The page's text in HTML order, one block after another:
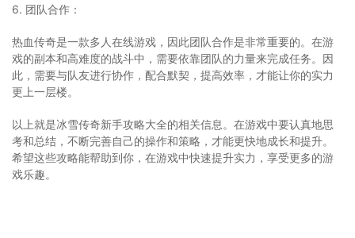
6. 团队合作：
热血传奇是一款多人在线游戏，因此团队合作是非常重要的。在游
戏的副本和高难度的战斗中，需要依靠团队的力量来完成任务。因
此，需要与队友进行协作，配合默契，提高效率，才能让你的实力
更上一层楼。
以上就是冰雪传奇新手攻略大全的相关信息。在游戏中要认真地思
考和总结，不断完善自己的操作和策略，才能更快地成长和提升。
希望这些攻略能帮助到你，在游戏中快速提升实力，享受更多的游
戏乐趣。